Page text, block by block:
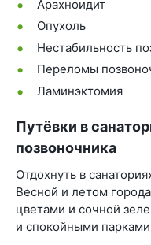
Арахноидит
Опухоль
Нестабильность
Переломы
Ламинэктомия
Путёвки в
позвоночника
Отдохнуть в
Весной и летом
цветами и сочной
и спокойными